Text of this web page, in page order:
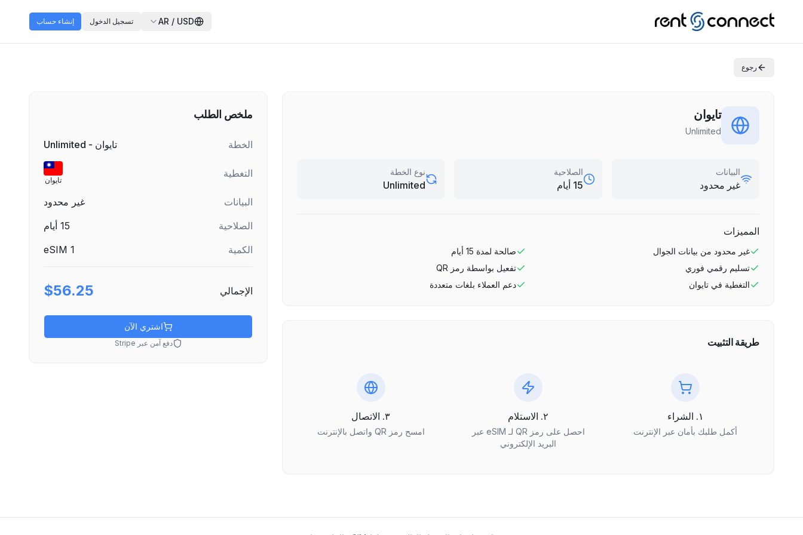
AR / USD تسجيل الدخول إنشاء حساب
رجوع
تايوان
Unlimited
البيانات
غير محدود
الصلاحية
15 أيام
نوع الخطة
Unlimited
المميزات
غير محدود من بيانات الجوال صالحة لمدة 15 أيام
تسليم رقمي فوري
تفعيل بواسطة رمز QR
التغطية في تايوان دعم العملاء بلغات متعددة
طريقة التثبيت
١. الشراء
أكمل طلبك بأمان عبر الإنترنت
٢. الاستلام
احصل على رمز QR لـ eSIM عبر
البريد الإلكتروني
٣. الاتصال
امسح رمز QR واتصل بالإنترنت
ملخص الطلب
الخطة تايوان - Unlimited
التغطية
تايوان
البيانات
غير محدود
الصلاحية
15 أيام
الكمية
1
الإجمالي $56.25
اشتري الآن
دفع آمن عبر Stripe